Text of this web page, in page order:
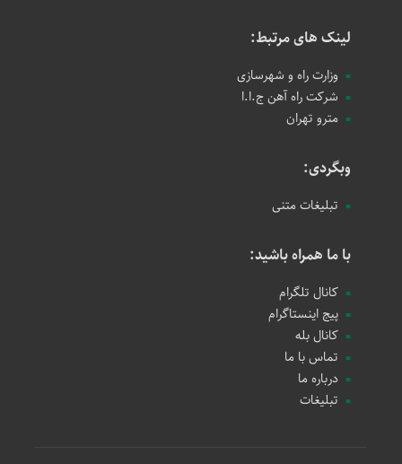
لینک های مرتبط:
وزارت راه و شهرسازی
شرکت راه آهن ج.ا.ا
مترو تهران
وبگردی:
تبلیغات متنی
با ما همراه باشید:
کانال تلگرام
پیج اینستاگرام
کانال بله
تماس با ما
درباره ما
تبلیغات